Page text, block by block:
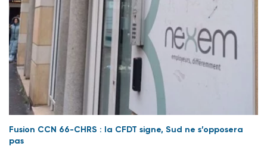
Fusion CCN 66-CHRS : la CFDT signe, Sud ne s’opposera
pas